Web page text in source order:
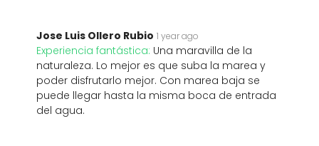
Jose Luis Ollero Rubio 1 year ago
Experiencia fantástica: Una maravilla de la
naturaleza. Lo mejor es que suba la marea y
poder disfrutarlo mejor. Con marea baja se
puede llegar hasta la misma boca de entrada
del agua.